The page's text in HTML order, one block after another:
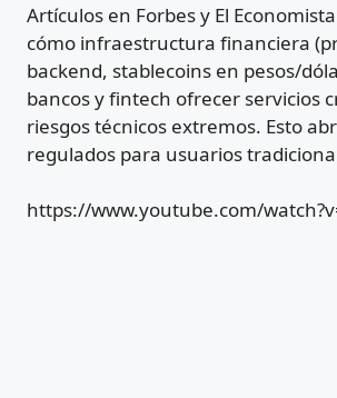
Artículos en Forbes y El
cómo infraestructura financiera
backend, stablecoins en pesos/
bancos y fintech ofrecer servicios
riesgos técnicos extremos. Esto
regulados para usuarios
https://www.youtube.com/